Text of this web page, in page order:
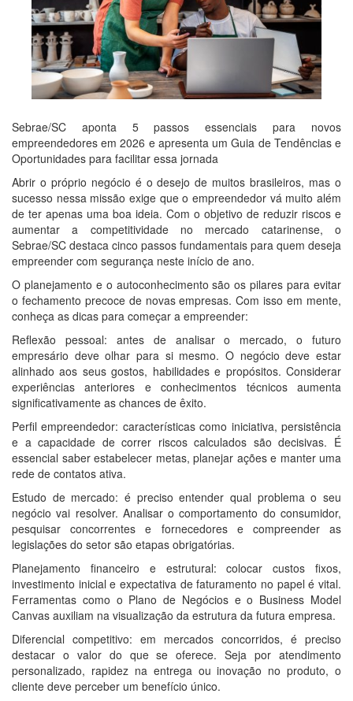
Sebrae/SC aponta 5 passos essenciais para novos
empreendedores em 2026 e apresenta um Guia de Tendências e
Oportunidades para facilitar essa jornada
Abrir o próprio negócio é o desejo de muitos brasileiros, mas o
sucesso nessa missão exige que o empreendedor vá muito além
de ter apenas uma boa ideia. Com o objetivo de reduzir riscos e
aumentar a competitividade no mercado catarinense, o
Sebrae/SC destaca cinco passos fundamentais para quem deseja
empreender com segurança neste início de ano.
O planejamento e o autoconhecimento são os pilares para evitar
o fechamento precoce de novas empresas. Com isso em mente,
conheça as dicas para começar a empreender:
Reflexão pessoal: antes de analisar o mercado, o futuro
empresário deve olhar para si mesmo. O negócio deve estar
alinhado aos seus gostos, habilidades e propósitos. Considerar
experiências anteriores e conhecimentos técnicos aumenta
significativamente as chances de êxito.
Perfil empreendedor: características como iniciativa, persistência
e a capacidade de correr riscos calculados são decisivas. É
essencial saber estabelecer metas, planejar ações e manter uma
rede de contatos ativa.
Estudo de mercado: é preciso entender qual problema o seu
negócio vai resolver. Analisar o comportamento do consumidor,
pesquisar concorrentes e fornecedores e compreender as
legislações do setor são etapas obrigatórias.
Planejamento financeiro e estrutural: colocar custos fixos,
investimento inicial e expectativa de faturamento no papel é vital.
Ferramentas como o Plano de Negócios e o Business Model
Canvas auxiliam na visualização da estrutura da futura empresa.
Diferencial competitivo: em mercados concorridos, é preciso
destacar o valor do que se oferece. Seja por atendimento
personalizado, rapidez na entrega ou inovação no produto, o
cliente deve perceber um benefício único.